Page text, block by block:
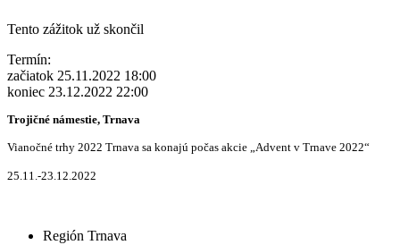
Tento zážitok už skončil
Termín:
začiatok 25.11.2022 18:00
koniec 23.12.2022 22:00
Trojičné námestie, Trnava
Vianočné trhy 2022 Trnava sa konajú počas akcie „Advent v Trnave 2022“
25.11.-23.12.2022
Región Trnava